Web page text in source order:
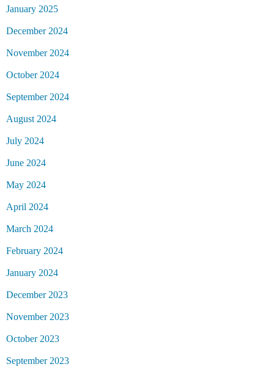
January 2025
December 2024
November 2024
October 2024
September 2024
August 2024
July 2024
June 2024
May 2024
April 2024
March 2024
February 2024
January 2024
December 2023
November 2023
October 2023
September 2023